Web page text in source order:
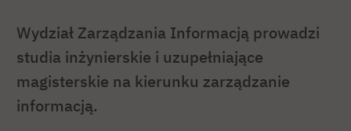
Wydział Zarządzania Informacją prowadzi
studia inżynierskie i uzupełniające
magisterskie na kierunku zarządzanie
informacją.